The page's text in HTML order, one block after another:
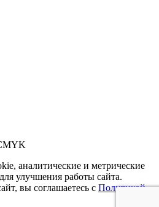
аналитические и метрические
улучшения работы сайта.
вы соглашаетесь с Политикой